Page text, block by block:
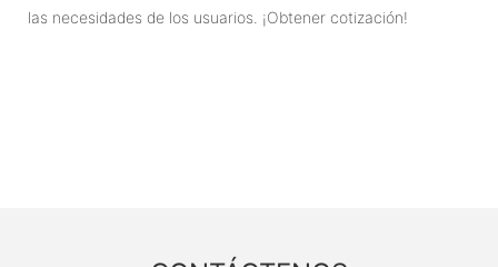
las necesidades de los usuarios. ¡Obtener cotización!